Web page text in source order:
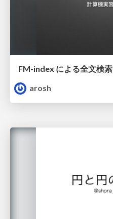
FM-index による全文検索
arosh